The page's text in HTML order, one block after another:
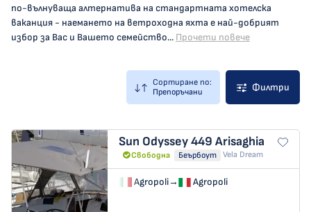
по-вълнуваща алтернатива на стандартната хотелска
ваканция - наемането на ветроходна яхта е най-добрият
избор за Вас и Вашето семейство... Прочети повече
Сортиране по:
Препоръчани
Филтри
Sun Odyssey 449 Arisaghia
Свободна Беърбоут Vela Dream
Agropoli→ Agropoli